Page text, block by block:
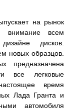
на рынок
внимание всем
дисков.
новых образцов.
предназначена
все легковые
время
Лада Гранта и
автомобиля